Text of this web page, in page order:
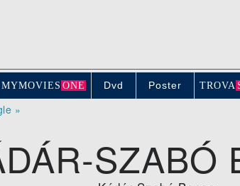
MYMOVIE S ONE Dvd Poster TROVA
»
SZABÓ